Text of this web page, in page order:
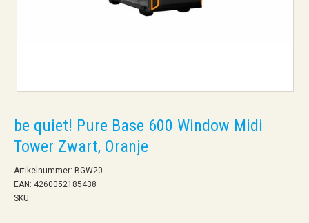
be quiet! Pure Base 600 Window Midi
Tower Zwart, Oranje
Artikelnummer: BGW20
EAN: 4260052185438
SKU: